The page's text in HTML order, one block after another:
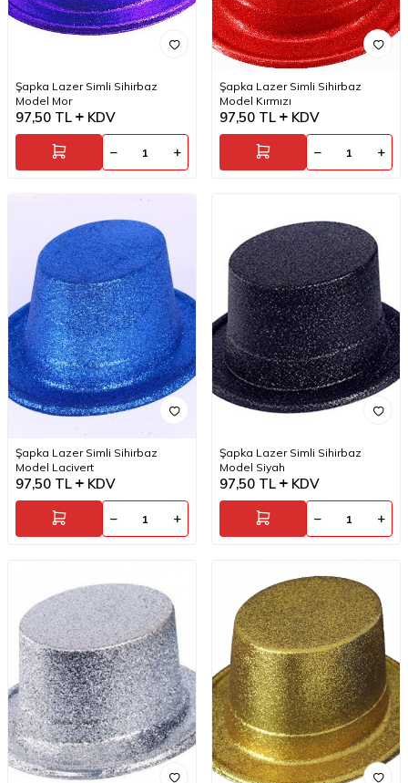
Şapka Lazer Simli Sihirbaz
Model Mor
97,50 TL KDV
Şapka Lazer Simli Sihirbaz
Model Kırmızı
97,50 TL KDV
Şapka Lazer Simli Sihirbaz
Model Lacivert
97,50 TL KDV
Şapka Lazer Simli Sihirbaz
Model Siyah
97,50 TL KDV